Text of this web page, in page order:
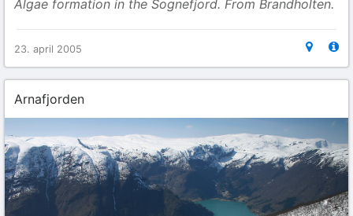
Algae formation in the Sognefjord. From Brandholten.
23. april 2005
Arnafjorden